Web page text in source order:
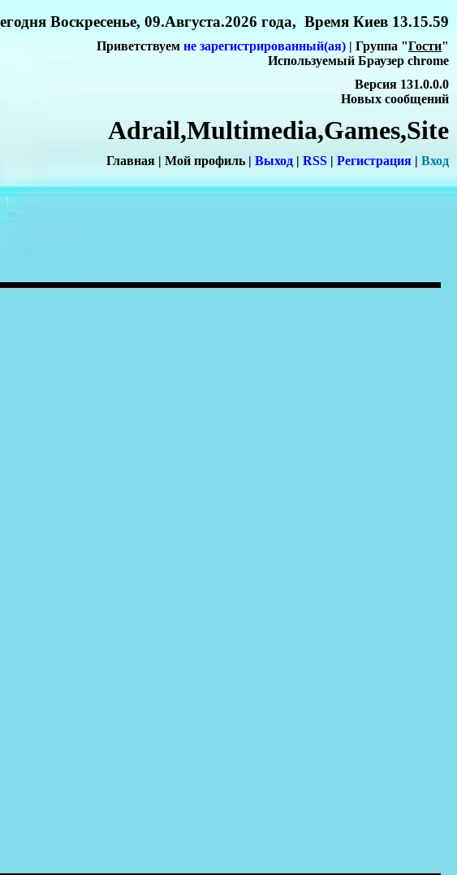
Воскресенье, 09.Августа.2026 года, Время Киев 13.15.59
Приветствуем не зарегистрированный(ая) | Группа "Гости"
Используемый Браузер chrome
Версия 131.0.0.0
Новых сообщений
Adrail,Multimedia,Games,Site
Главная | Мой профиль | Выход | RSS | Регистрация | Вход